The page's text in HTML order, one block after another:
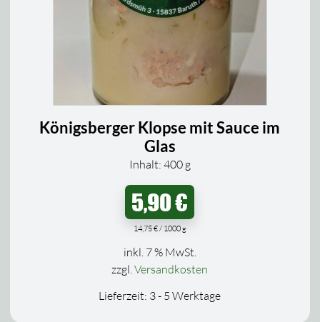
Königsberger Klopse mit Sauce im
Glas
Inhalt: 400 g
5,90€
14,75€/ 1000g
inkl. 7 % MwSt.
zzgl.Versandkosten
Lieferzeit: 3 - 5 Werktage